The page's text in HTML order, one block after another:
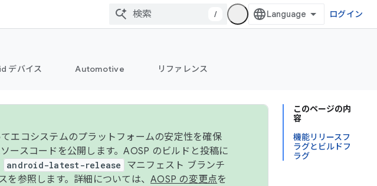
/ ログイン
デバイス Automotive リファレンス
このページの内
容
機能リリースフ
ラグとビルドフ
ラグ
エコシステムのプラットフォームの安定性を確保
ースコードを公開します。AOSP のビルドと投稿に
android-latest-release
マニフェスト ブランチ
参照します。詳細については、 AOSP の変更点を